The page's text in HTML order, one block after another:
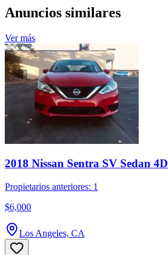
Anuncios similares
Ver más
2018 Nissan Sentra SV Sedan 4D
Propietarios anteriores: 1
$6,000
Los Angeles, CA